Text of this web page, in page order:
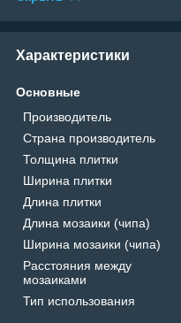
Характеристики
Основные
Производитель
Страна производитель
Толщина плитки
Ширина плитки
Длина плитки
Длина мозаики (чипа)
Ширина мозаики (чипа)
Расстояния между
мозаиками
Тип использования